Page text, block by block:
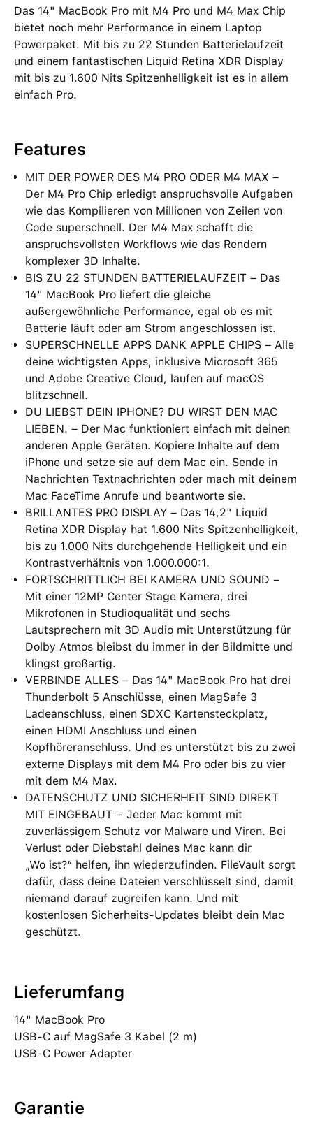
Das 14" MacBook Pro mit M4 Pro und M4 Max Chip
bietet noch mehr Performance in einem Laptop
Powerpaket. Mit bis zu 22 Stunden Batterielaufzeit
und einem fantastischen Liquid Retina XDR Display
mit bis zu 1.600 Nits Spitzenhelligkeit ist es in allem
einfach Pro.
Features
MIT DER POWER DES M4 PRO ODER M4 MAX –
Der M4 Pro Chip erledigt anspruchsvolle Aufgaben
wie das Kompilieren von Millionen von Zeilen von
Code superschnell. Der M4 Max schafft die
anspruchsvollsten Workflows wie das Rendern
komplexer 3D Inhalte.
BIS ZU 22 STUNDEN BATTERIELAUFZEIT – Das
14" MacBook Pro liefert die gleiche
außergewöhnliche Performance, egal ob es mit
Batterie läuft oder am Strom angeschlossen ist.
SUPERSCHNELLE APPS DANK APPLE CHIPS – Alle
deine wichtigsten Apps, inklusive Microsoft 365
und Adobe Creative Cloud, laufen auf macOS
blitzschnell.
DU LIEBST DEIN IPHONE? DU WIRST DEN MAC
LIEBEN. – Der Mac funktioniert einfach mit deinen
anderen Apple Geräten. Kopiere Inhalte auf dem
iPhone und setze sie auf dem Mac ein. Sende in
Nachrichten Textnachrichten oder mach mit deinem
Mac FaceTime Anrufe und beantworte sie.
BRILLANTES PRO DISPLAY – Das 14,2" Liquid
Retina XDR Display hat 1.600 Nits Spitzenhelligkeit,
bis zu 1.000 Nits durchgehende Helligkeit und ein
Kontrastverhältnis von 1.000.000:1.
FORTSCHRITTLICH BEI KAMERA UND SOUND –
Mit einer 12MP Center Stage Kamera, drei
Mikrofonen in Studioqualität und sechs
Lautsprechern mit 3D Audio mit Unterstützung für
Dolby Atmos bleibst du immer in der Bildmitte und
klingst großartig.
VERBINDE ALLES – Das 14" MacBook Pro hat drei
Thunderbolt 5 Anschlüsse, einen MagSafe 3
Ladeanschluss, einen SDXC Kartensteckplatz,
einen HDMI Anschluss und einen
Kopfhöreranschluss. Und es unterstützt bis zu zwei
externe Displays mit dem M4 Pro oder bis zu vier
mit dem M4 Max.
DATENSCHUTZ UND SICHERHEIT SIND DIREKT
MIT EINGEBAUT − Jeder Mac kommt mit
zuverlässigem Schutz vor Malware und Viren. Bei
Verlust oder Diebstahl deines Mac kann dir
„Wo ist?“ helfen, ihn wiederzufinden. FileVault sorgt
dafür, dass deine Dateien verschlüsselt sind, damit
niemand darauf zugreifen kann. Und mit
kostenlosen Sicherheits-Updates bleibt dein Mac
geschützt.
Lieferumfang
14" MacBook Pro
USB‑C auf MagSafe 3 Kabel (2 m)
USB‑C Power Adapter
Garantie